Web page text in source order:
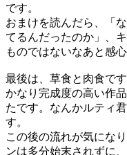
です。
おまけを読んだら、「
てるんだったのか」、
ものではないなあと感心
最後は、草食と肉食です
かなり完成度の高い作
たです。なんかルティ
す。
この後の流れが気にな
ンは多分始末されずに